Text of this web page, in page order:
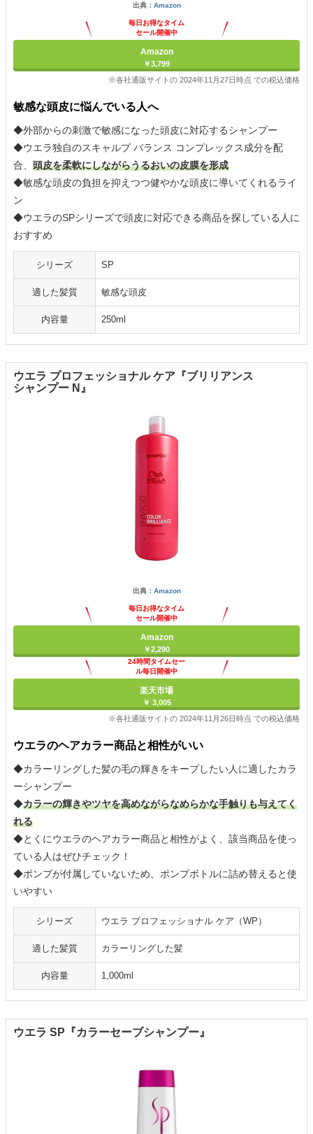
出典： Amazon
毎日お得なタイム
セール開催中
Amazon
￥3,799
※各社通販サイトの 2024年11月27日時点 での税込価格
敏感な頭皮に悩んでいる人へ
◆外部からの刺激で敏感になった頭皮に対応するシャンプー
◆ウエラ独自のスキャルプ バランス コンプレックス成分を配
合、 頭皮を柔軟にしながらうるおいの皮膜を形成
◆敏感な頭皮の負担を抑えつつ健やかな頭皮に導いてくれるライ
ン
◆ウエラのSPシリーズで頭皮に対応できる商品を探している人に
おすすめ
シリーズ SP
適した髪質 敏感な頭皮
内容量 250ml
ウエラ プロフェッショナル ケア『ブリリアンス
シャンプー N』
出典： Amazon
毎日お得なタイム
セール開催中
Amazon
￥2,290
24時間タイムセー
ル毎日開催中
楽天市場
￥ 3,005
※各社通販サイトの 2024年11月26日時点 での税込価格
ウエラのヘアカラー商品と相性がいい
◆カラーリングした髪の毛の輝きをキープしたい人に適したカラ
ーシャンプー
◆カラーの輝きやツヤを高めながらなめらかな手触りも与えてく
れる
◆とくにウエラのヘアカラー商品と相性がよく、該当商品を使っ
ている人はぜひチェック！
◆ポンプが付属していないため、ポンプボトルに詰め替えると使
いやすい
シリーズ ウエラ プロフェッショナル ケア（WP）
適した髪質 カラーリングした髪
内容量 1,000ml
ウエラ SP『カラーセーブシャンプー』